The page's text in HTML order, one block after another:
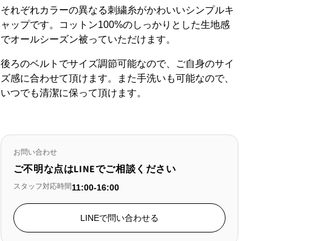
それぞれカラーの異なる刺繍糸がかわいいシンプルキ
ャップです。コットン100%のしっかりとした生地感
でオールシーズン被っていただけます。
後ろのベルトでサイズ調節可能なので、ご自身のサイ
ズ感に合わせて頂けます。また手洗いも可能なので、
いつでも清潔に保って頂けます。
お問い合わせ
ご不明な点はLINEでご相談ください
スタッフ対応時間 11:00-16:00
LINEで問い合わせる